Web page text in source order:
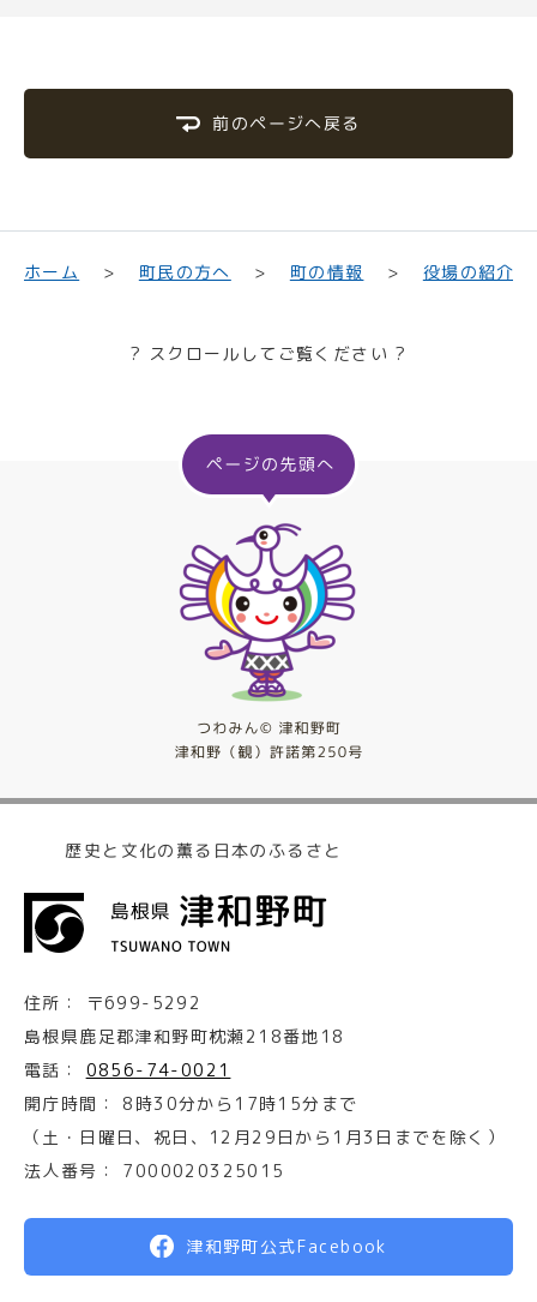
前のページへ戻る
ホーム 町民の方へ 町の情報 役場の紹介
? スクロールしてご覧ください ?
歴史と文化の薫る日本のふるさと
住所：
〒699-5292
島根県鹿足郡津和野町枕瀬218番地18
電話：
0856-74-0021
開庁時間：
8時30分から17時15分まで
（土・日曜日、祝日、12月29日から1月3日までを除く）
法人番号：
7000020325015
津和野町公式Facebook